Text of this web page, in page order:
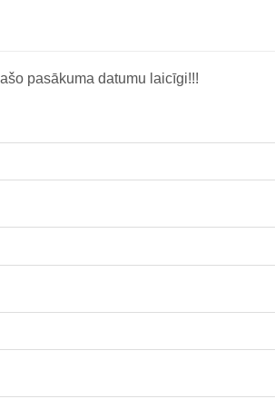
pasākuma datumu laicīgi!!!